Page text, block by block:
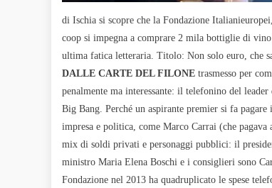
di Ischia si scopre che la Fondazione
coop si impegna a comprare 2 mila bottiglie di
ultima fatica letteraria. Titolo: Non solo euro, che
DALLE CARTE DEL FILONE trasmesso per
penalmente ma interessante: il telefonino del
Big Bang. Perché un aspirante premier si fa
impresa e politica, come Marco Carrai (che
mix di soldi privati e personaggi pubblici: il
ministro Maria Elena Boschi e i consiglieri sono
Fondazione nel 2013 ha quadruplicato le spese